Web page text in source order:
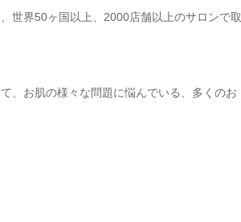
世界50ヶ国以上、2000店舗以上のサロンで取
、お肌の様々な問題に悩んでいる、多くのお